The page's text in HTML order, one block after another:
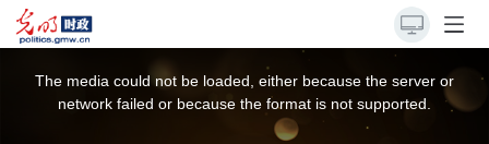
The media could not be loaded, either because the server or
network failed or because the format is not supported.